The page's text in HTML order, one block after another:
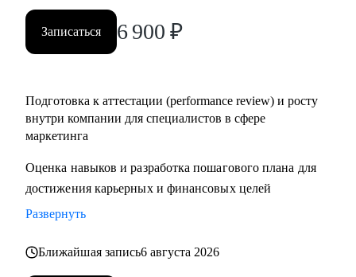
Записаться 6 900 ₽
Подготовка к аттестации (performance review) и росту
внутри компании для специалистов в сфере
маркетинга
Оценка навыков и разработка пошагового плана для
достижения карьерных и финансовых целей
Развернуть
Ближайшая запись6 августа 2026